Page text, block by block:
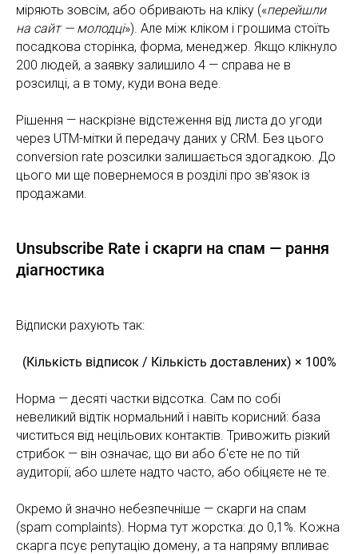
міряють зовсім, або обривають на кліку («перейшли
на сайт — молодці»). Але між кліком і грошима стоїть
посадкова сторінка, форма, менеджер. Якщо клікнуло
200 людей, а заявку залишило 4 — справа не в
розсилці, а в тому, куди вона веде.
Рішення — наскрізне відстеження від листа до угоди
через UTM-мітки й передачу даних у CRM. Без цього
conversion rate розсилки залишається здогадкою. До
цього ми ще повернемося в розділі про зв'язок із
продажами.
Unsubscribe Rate і скарги на спам — рання
діагностика
Відписки рахують так:
(Кількість відписок / Кількість доставлених) × 100%
Норма — десяті частки відсотка. Сам по собі
невеликий відтік нормальний і навіть корисний: база
чиститься від нецільових контактів. Тривожить різкий
стрибок — він означає, що ви або б'єте не по тій
аудиторії, або шлете надто часто, або обіцяєте не те.
Окремо й значно небезпечніше — скарги на спам
(spam complaints). Норма тут жорстка: до 0,1%. Кожна
скарга псує репутацію домену, а та напряму впливає